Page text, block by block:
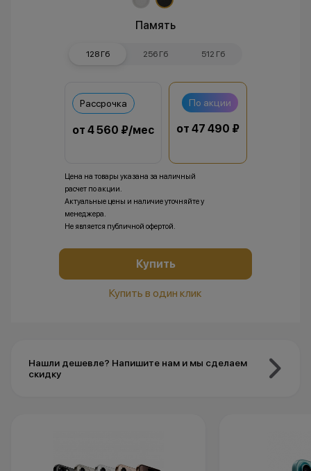
Память
128 Гб 256 Гб 512 Гб
Рассрочка
от 4 560 ₽/мес
По акции
от 47 490 ₽
Цена на товары указана за наличный
расчет по акции.
Актуальные цены и наличие уточняйте у
менеджера.
Не является публичной офертой.
Купить
Купить в один клик
Нашли дешевле? Напишите нам и мы сделаем
скидку